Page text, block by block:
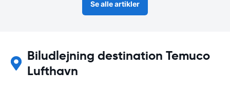
Se alle artikler
Biludlejning destination Temuco
Lufthavn